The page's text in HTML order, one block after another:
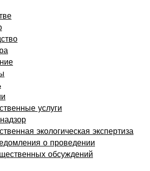
услуги
экологическая экспертиза
о проведении
обсуждений